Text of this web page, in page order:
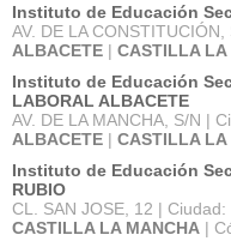
Instituto de Educación
AV. DE LA
ALBACETE | CASTILLA LA
Instituto de Educación
LABORAL ALBACETE
AV. DE LA MANCHA, S/N |
ALBACETE | CASTILLA LA
Instituto de Educación
RUBIO
CL. SAN JOSE, 12 | Ciudad:
CASTILLA LA MANCHA |